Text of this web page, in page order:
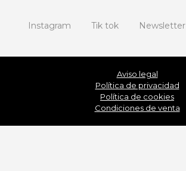
Instagram Tik tok Newsletter
Aviso legal
Política de privacidad
Política de cookies
Condiciones de venta